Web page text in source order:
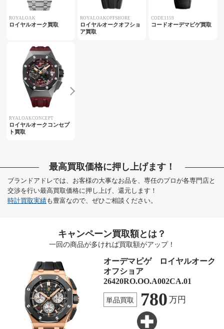
ROYALOAK
ロイヤルオーク買取
ROYALOAKOFFSHORE
ロイヤルオークオフショ
ア買取
CODE1159
コードオーデマピゲ買取
RYALOAKCONCEPT
ロイヤルオークコンセプ
ト買取
最高買取価格に押し上げます！
ブランドアドレでは、お客様の大事なお品を、専任のプロが各専門店と
交渉を行い最高買取価格に押し上げ、還元します！
時計買取実績も豊富なので、ぜひご相談ください。
キャンペーン買取額とは？
一回の商品が多ければ買取額がアップ！
オーデマピゲ ロイヤルオーク
オフショア
26420RO.OO.A002CA.01
単品買取 780 万円